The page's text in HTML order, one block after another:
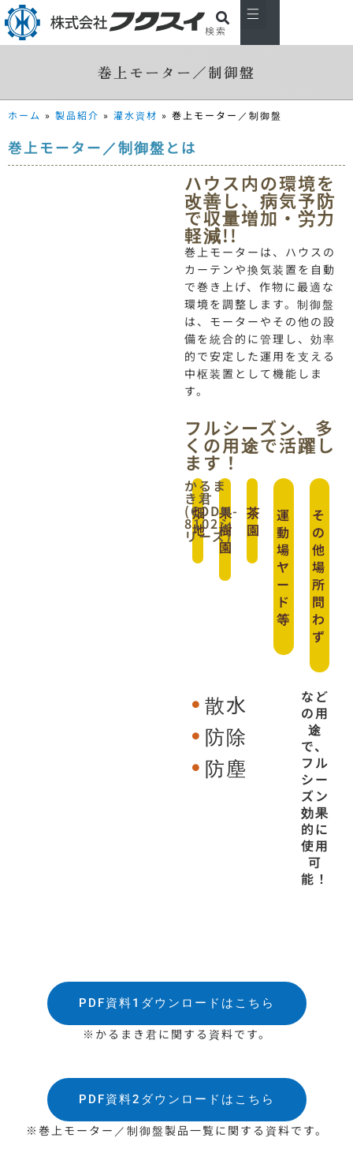
検索
巻上モーター／制御盤
ホーム » 製品紹介 » 灌水資材 » 巻上モーター／制御盤
巻上モーター／制御盤とは
かるま
き君
(CODM-
8102シ
リーズ)
ハウス内の環境を
改善し、病気予防
で収量増加・労力
軽減!!
巻上モーターは、ハウスの
カーテンや換気装置を自動
で巻き上げ、作物に最適な
環境を調整します。制御盤
は、モーターやその他の設
備を統合的に管理し、効率
的で安定した運用を支える
中枢装置として機能しま
す。
フルシーズン、多
くの用途で活躍し
ます！
畑
地
果
樹
園
茶
園
運
動
場
ヤ
ー
ド
等
そ
の
他
場
所
問
わ
ず
散水
防除
防塵
など
の用
途
で、
フル
シー
ズン
効果
的に
使用
可
能！
PDF資料1ダウンロードはこちら
※かるまき君に関する資料です。
PDF資料2ダウンロードはこちら
※巻上モーター／制御盤製品一覧に関する資料です。